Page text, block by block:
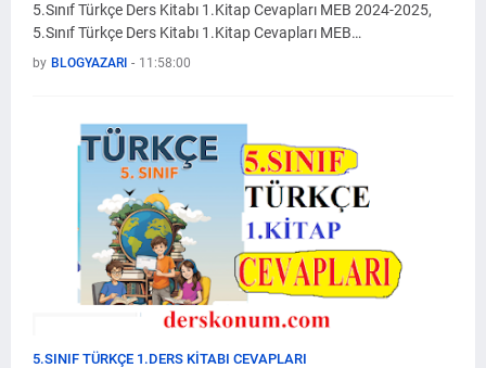
5.Sınıf Türkçe Ders Kitabı 1.Kitap Cevapları MEB 2024-2025,
5.Sınıf Türkçe Ders Kitabı 1.Kitap Cevapları MEB…
by BLOGYAZARI - 11:58:00
5.SINIF TÜRKÇE 1.DERS KİTABI CEVAPLARI